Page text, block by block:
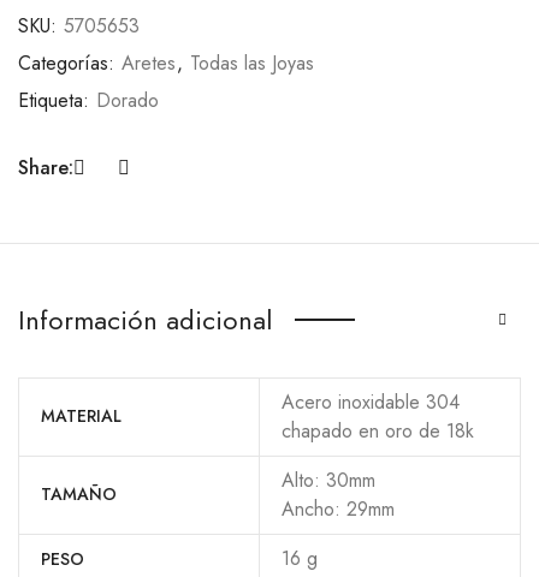
cantidad
SKU: 5705653
Categorías: Aretes, Todas las Joyas
Etiqueta: Dorado
Share:
Información adicional
MATERIAL
Acero inoxidable 304
chapado en oro de 18k
TAMAÑO
Alto: 30mm
Ancho: 29mm
PESO 16 g